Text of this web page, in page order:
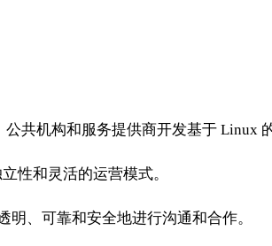
共机构和服务提供商开发基于 Linux
性和灵活的运营模式。
、可靠和安全地进行沟通和合作。